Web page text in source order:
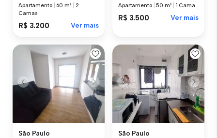
Apartamento 60 m²
2
Camas
R$ 3.200 Ver mais
Apartamento |50 m² 1 Cama
R$ 3.500 Ver mais
São Paulo São Paulo